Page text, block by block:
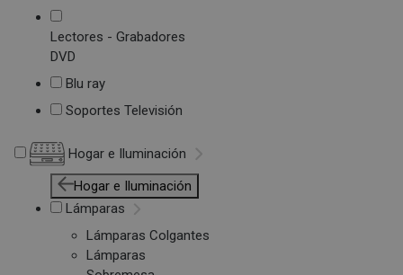
Lectores - Grabadores
DVD
Blu ray
Soportes Televisión
Hogar e Iluminación
Hogar e Iluminación
Lámparas
Lámparas Colgantes
Lámparas